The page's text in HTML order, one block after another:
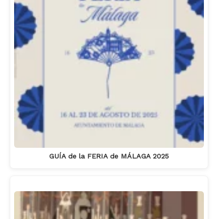
GUÍA de la FERIA de MÁLAGA 2025